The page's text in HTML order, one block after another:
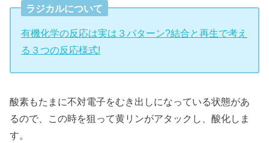
ラジカルについて
有機化学の反応は実は３パターン?結合と再生で考え
る３つの反応様式!
酸素もたまに不対電子をむき出しになっている状態があ
るので、この時を狙って黄リンがアタックし、酸化しま
す。